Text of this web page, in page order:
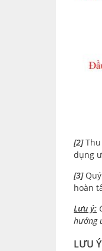
[2]Thu
dụng
[3]
hoàn
Lưu ý:
hưởng
LƯU